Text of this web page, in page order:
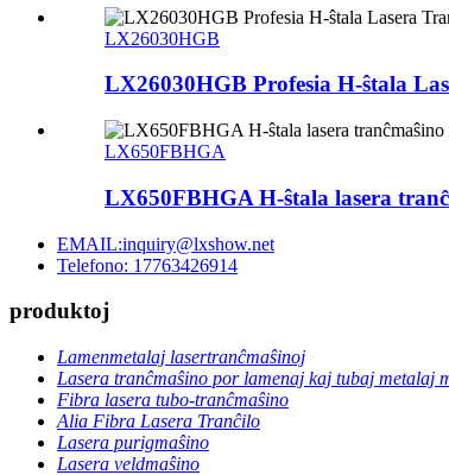
LX26030HGB
LX26030HGB Profesia H-ŝtala
LX650FBHGA
LX650FBHGA H-ŝtala lasera
EMAIL:inquiry@lxshow.net
Telefono: 17763426914
produktoj
Lamenmetalaj lasertranĉmaŝinoj
Lasera tranĉmaŝino por lamenaj kaj tubaj metalaj
Fibra lasera tubo-tranĉmaŝino
Alia Fibra Lasera Tranĉilo
Lasera purigmaŝino
Lasera veldmaŝino